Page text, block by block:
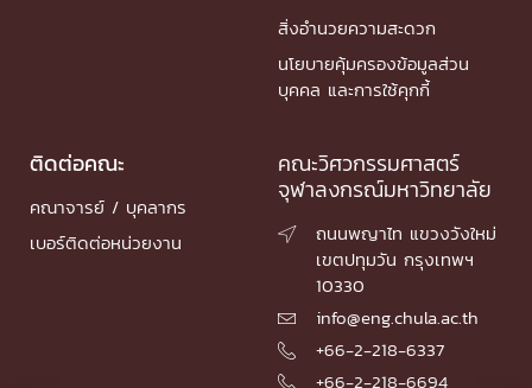
สิ่งอำนวยความสะดวก
นโยบายคุ้มครองข้อมูลส่วน
บุคคล และการใช้คุกกี้
ติดต่อคณะ
คณาจารย์ / บุคลากร
เบอร์ติดต่อหน่วยงาน
คณะวิศวกรรมศาสตร์
จุฬาลงกรณ์มหาวิทยาลัย

ถนนพญาไท แขวงวังใหม่
เขตปทุมวัน กรุงเทพฯ
10330
 info@eng.chula.ac.th
 +66-2-218-6337
 +66-2-218-6694